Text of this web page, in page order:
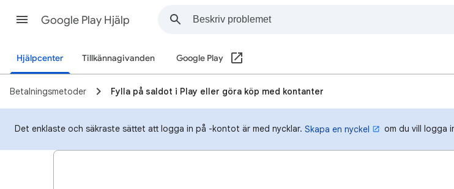
Google Play Hjälp
Hjälpcenter Tillkännagivanden Google Play
Betalningsmetoder Fylla på saldot i Play eller göra köp med kontanter
Det enklaste och säkraste sättet att logga in på -kontot är med nycklar. Skapa en nyckel om du vill logga